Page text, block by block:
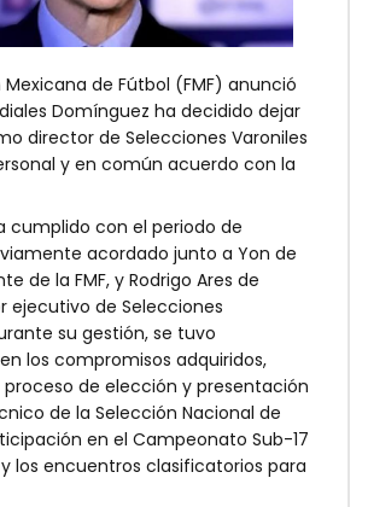
Mexicana de Fútbol (FMF) anunció
Domínguez ha decidido dejar
director de Selecciones Varoniles
y en común acuerdo con la
cumplido con el periodo de
acordado junto a Yon de
de la FMF, y Rodrigo Ares de
ejecutivo de Selecciones
su gestión, se tuvo
los compromisos adquiridos,
de elección y presentación
de la Selección Nacional de
en el Campeonato Sub-17
los encuentros clasificatorios para